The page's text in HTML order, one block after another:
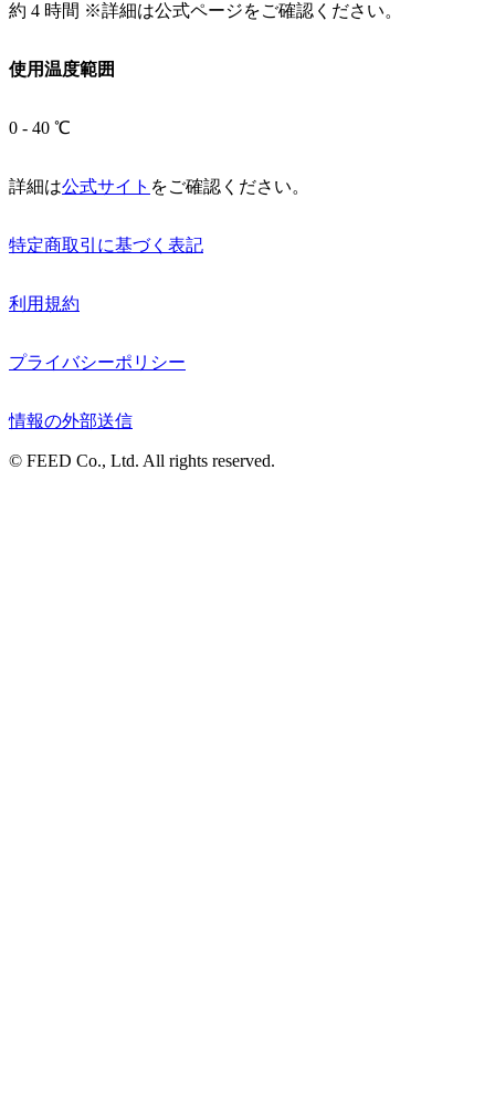
約 4 時間 ※詳細は公式ページをご確認ください。
使用温度範囲
0 - 40 ℃
詳細は公式サイト をご確認ください。
特定商取引に基づく表記
利用規約
プライバシーポリシー
情報の外部送信
© FEED Co., Ltd. All rights reserved.